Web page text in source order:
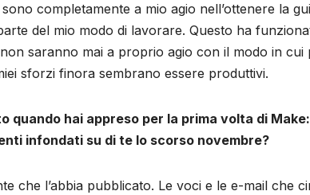
completamente a mio agio nell’ottenere la
del mio modo di lavorare. Questo ha
saranno mai a proprio agio con il modo in
sforzi finora sembrano essere produttivi.
quando hai appreso per la prima volta di
infondati su di te lo scorso novembre?
che l’abbia pubblicato. Le voci e le e-mail che